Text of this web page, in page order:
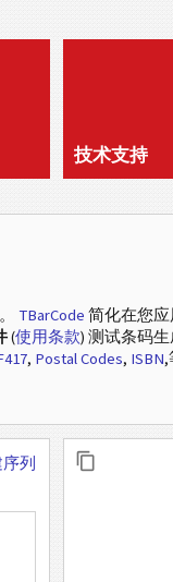
技术支持
。 TBarCode 简化在您应
(使用条款) 测试条码
, Postal Codes, ISBN,
列